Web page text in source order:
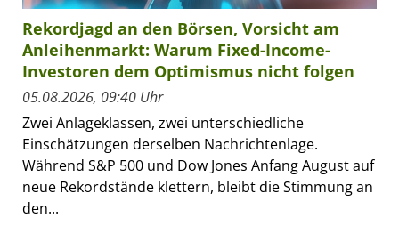
Rekordjagd an den Börsen, Vorsicht am
Anleihenmarkt: Warum Fixed-Income-
Investoren dem Optimismus nicht folgen
05.08.2026, 09:40 Uhr
Zwei Anlageklassen, zwei unterschiedliche
Einschätzungen derselben Nachrichtenlage.
Während S&P 500 und Dow Jones Anfang August auf
neue Rekordstände klettern, bleibt die Stimmung an
den...